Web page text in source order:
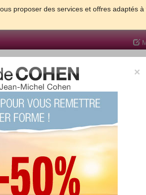
proposer des services et offres adaptés à
TESTS GROSSESSE & BEBE
et être bien dans sa peau
×